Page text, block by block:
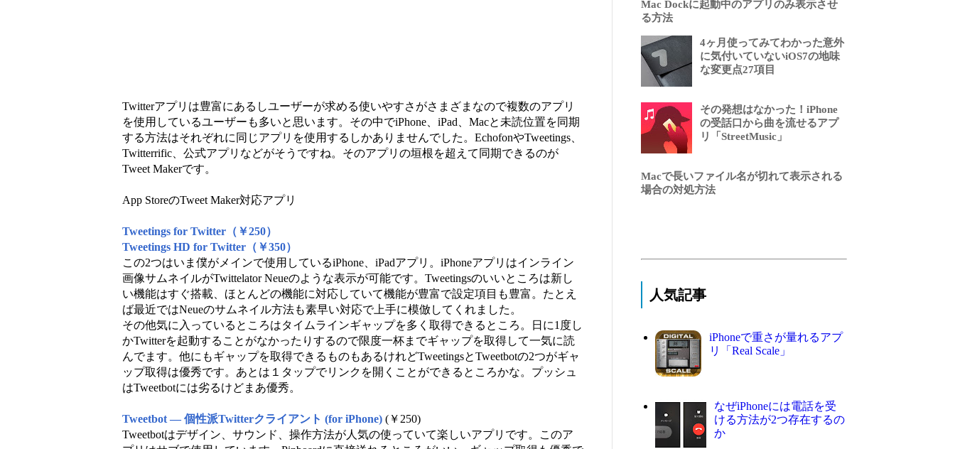
Twitterアプリは豊富にあるしユーザーが求める使いやすさがさまざまなので複数のアプリ
を使用しているユーザーも多いと思います。その中でiPhone、iPad、Macと未読位置を同期
する方法はそれぞれに同じアプリを使用するしかありませんでした。EchofonやTweetings、
Twitterrific、公式アプリなどがそうですね。そのアプリの垣根を超えて同期できるのが
Tweet Makerです。
App StoreのTweet Maker対応アプリ
Tweetings for Twitter（￥250）
Tweetings HD for Twitter（￥350）
この2つはいま僕がメインで使用しているiPhone、iPadアプリ。iPhoneアプリはインライン
画像サムネイルがTwittelator Neueのような表示が可能です。Tweetingsのいいところは新し
い機能はすぐ搭載、ほとんどの機能に対応していて機能が豊富で設定項目も豊富。たとえ
ば最近ではNeueのサムネイル方法も素早い対応で上手に模倣してくれました。
その他気に入っているところはタイムラインギャップを多く取得できるところ。日に1度し
かTwitterを起動することがなかったりするので限度一杯までギャップを取得して一気に読
んでます。他にもギャップを取得できるものもあるけれどTweetingsとTweetbotの2つがギャ
ップ取得は優秀です。あとは１タップでリンクを開くことができるところかな。プッシュ
はTweetbotには劣るけどまあ優秀。
Tweetbot ― 個性派Twitterクライアント (for iPhone) (￥250)
Tweetbotはデザイン、サウンド、操作方法が人気の使っていて楽しいアプリです。このア
Mac Dockに起動中のアプリのみ表示させ
る方法
4ヶ月使ってみてわかった意外
に気付いていないiOS7の地味
な変更点27項目
その発想はなかった！iPhone
の受話口から曲を流せるアプ
リ「StreetMusic」
Macで長いファイル名が切れて表示される
場合の対処方法
人気記事
iPhoneで重さが量れるアプ
リ「Real Scale」
なぜiPhoneには電話を受
ける方法が2つ存在するの
か